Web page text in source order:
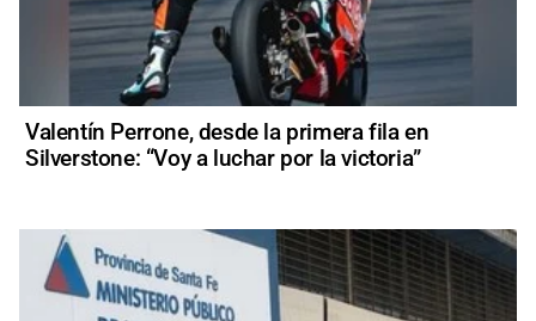
Valentín Perrone, desde la primera fila en
Silverstone: “Voy a luchar por la victoria”